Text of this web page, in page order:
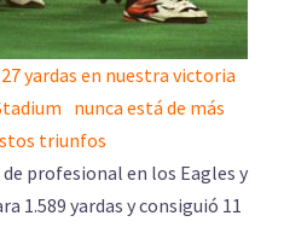
yardas en nuestra victoria
nunca está de más
triunfos
profesional en los Eagles y
1.589 yardas y consiguió 11